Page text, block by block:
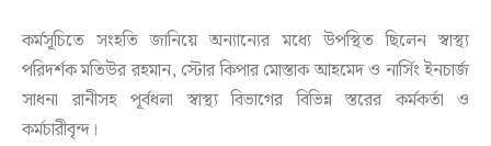
কর্মসূচিতে সংহতি জানিয়ে অন্যান্যের মধ্যে উপস্থিত ছিলেন স্বাস্থ্য
পরিদর্শক মতিউর রহমান, স্টোর কিপার মোস্তাক আহমেদ ও নার্সিং ইনচার্জ
সাধনা রানীসহ পূর্বধলা স্বাস্থ্য বিভাগের বিভিন্ন স্তরের কর্মকর্তা ও
কর্মচারীবৃন্দ।